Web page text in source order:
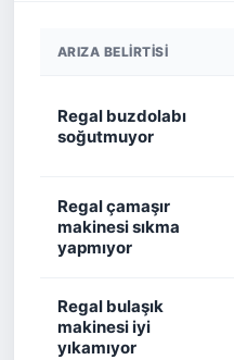
ARIZA BELIRTISI
Regal buzdolabı
soğutmuyor
Regal çamaşır
makinesi sıkma
yapmıyor
Regal bulaşık
makinesi iyi
yıkamıyor